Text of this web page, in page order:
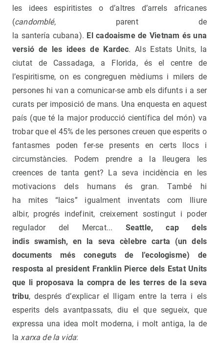
les idees espiritistes o d’altres d’arrels africanes
(candomblé, parent de
la santería cubana). El cadoaisme de Vietnam és una
versió de les idees de Kardec. Als Estats Units, la
ciutat de Cassadaga, a Florida, és el centre de
l’espiritisme, on es congreguen mèdiums i milers de
persones hi van a comunicar-se amb els difunts i a ser
curats per imposició de mans. Una enquesta en aquest
país (que té la major producció científica del món) va
trobar que el 45% de les persones creuen que esperits o
fantasmes poden fer-se presents en certs llocs i
circumstàncies. Podem prendre a la lleugera les
creences de tanta gent? La seva incidència en les
motivacions dels humans és gran. També hi
ha mites “laics” igualment inventats com lliure
albir, progrés indefinit, creixement sostingut i poder
regulador del Mercat... Seattle, cap dels
indis swamish, en la seva cèlebre carta (un dels
documents més coneguts de l’ecologisme) de
resposta al president Franklin Pierce dels Estat Units
que li proposava la compra de les terres de la seva
tribu, després d’explicar el lligam entre la terra i els
esperits dels avantpassats, diu el que segueix, que
expressa una idea molt moderna, i molt antiga, la de
laxarxa de la vida: